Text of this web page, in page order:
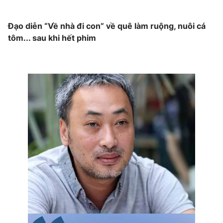
VTV Money VTV Thể thao
VTV Sức khoẻ Bất động sản
Thị trường 24h Tấm lòng Việt
VTV4 Vươn mình bằng AI
VTV9 VTV8
Liên hệ tòa soạn
Đạo diễn “Về nhà đi con” về quê làm ruộng, nuôi cá
tôm... sau khi hết phim